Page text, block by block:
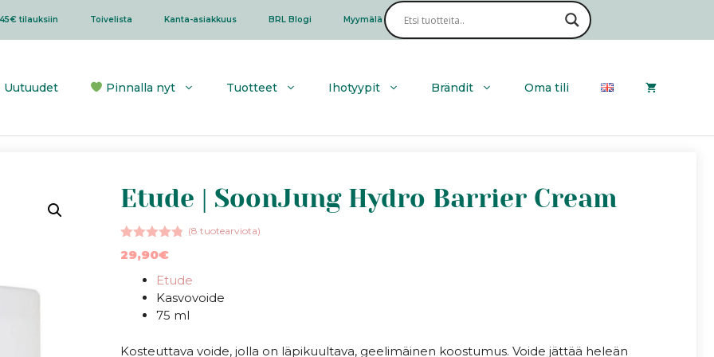
tilauksiin Toivelista Kanta-asiakkuus BRL Blogi Myymälä Haku
Uutuudet Pinnalla nyt Tuotteet Ihotyypit Brändit Oma tili
Etude | SoonJung Hydro Barrier Cream
4.75 5:stä
(8 tuotearviota)
29,90€
Etude
Kasvovoide
75 ml
Kosteuttava voide, jolla on läpikuultava, geelimäinen koostumus. Voide jättää heleän